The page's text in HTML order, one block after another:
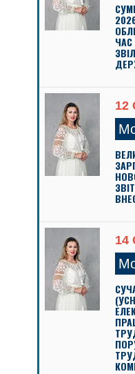
ЧАС
12
14